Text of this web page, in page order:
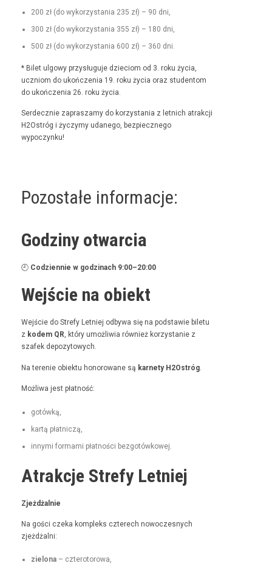
200 zł (do wyko­rzys­ta­nia 235 zł) – 90 dni,
300 zł (do wyko­rzys­ta­nia 355 zł) – 180 dni,
500 zł (do wyko­rzys­ta­nia 600 zł) – 360 dni.
* Bilet ulgo­wy przysługu­je dzieciom od 3. roku życia,
uczniom do ukończenia 19. roku życia oraz stu­den­tom
do ukończenia 26. roku życia.
Serdecznie zaprasza­my do korzys­ta­nia z let­nich atrakcji
H2Ostróg i życzymy udanego, bez­piecznego
wypoczynku!
Pozostałe informacje:
Godziny otwarcia
🕘 Codzi­en­nie w godz­i­nach 9:00–20:00
Wejście na obiekt
Wejś­cie do Stre­fy Let­niej odby­wa się na pod­staw­ie bile­tu
z kodem QR, który umożli­wia również korzys­tanie z
szafek depozytowych.
Na tere­nie obiek­tu hon­orowane są kar­ne­ty H2Ostróg
Możli­wa jest płatność:
gotówką,
kartą płat­niczą,
inny­mi for­ma­mi płat­noś­ci bezgotówkowej.
Atrakcje Strefy Letniej
Zjeżdżal­nie
Na goś­ci czeka kom­pleks czterech nowoczes­nych
zjeżdżalni:
zielona– czterotorowa,